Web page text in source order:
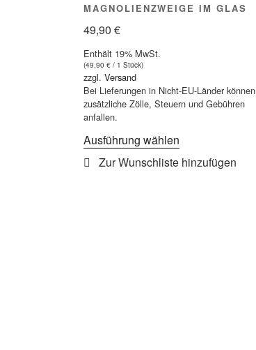
MAGNOLIENZWEIGE IM GLAS
49,90 €
Enthält 19% MwSt.
(49,90 € / 1 Stück)
zzgl. Versand
Bei Lieferungen in Nicht-EU-Länder können
zusätzliche Zölle, Steuern und Gebühren
anfallen.
Ausführung wählen
Produkt